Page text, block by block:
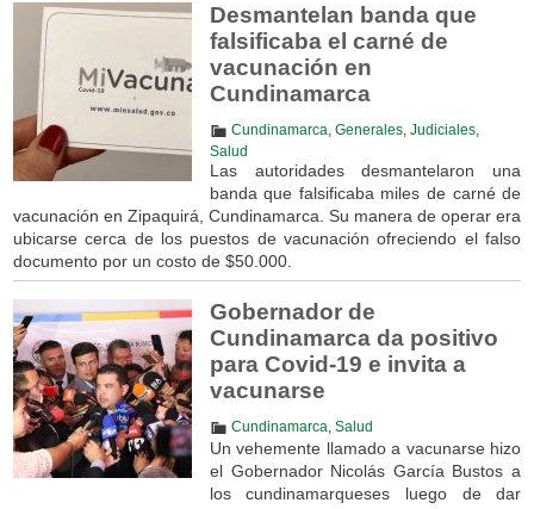
Desmantelan banda que
falsificaba el carné de
vacunación en
Cundinamarca
Cundinamarca Generales, Judiciales,
Salud
Las autoridades desmantelaron una
banda que falsificaba miles de carné de
vacunación en Zipaquirá, Cundinamarca. Su manera de operar era
ubicarse cerca de los puestos de vacunación ofreciendo el falso
documento por un costo de $50.000.
Gobernador de
Cundinamarca da positivo
para Covid-19 e invita a
vacunarse
Cundinamarca Salud
Un vehemente llamado a vacunarse hizo
el Gobernador Nicolás García Bustos a
los cundinamarqueses luego de dar